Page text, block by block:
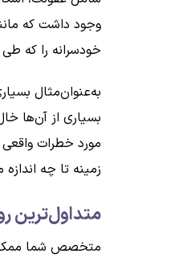
وجود داشت که
خودسرانه را که
به‌عنوان‌مثال
بسیاری از آن‌ها
مورد خطرات
زمینه تا چه
متداول‌ترین
متخصص شما ممکن